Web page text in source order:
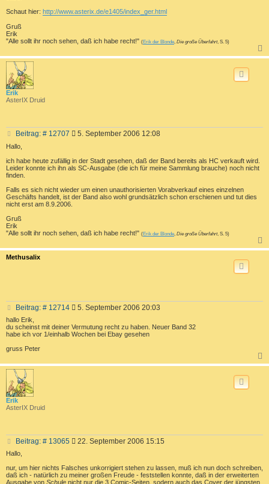
Schaut hier: http://www.asterix.de/e1405/index_ger.html
Gruß
Erik
"Alle sollt ihr noch sehen, daß ich habe recht!" (Erik der Blonde, Die große Überfahrt, S. 5)
a
Erik
AsterIX Druid
Beitrag: # 12707B
t
r
g
5. September 2006 12:08
Hallo,
ich habe heute zufällig in der Stadt gesehen, daß der Band bereits als HC verkauft wird.
Leider konnte ich ihn als SC-Ausgabe (die ich für meine Sammlung brauche) noch nicht
finden.
Falls es sich nicht wieder um einen unauthorisierten Vorabverkauf eines einzelnen
Geschäfts handelt, ist der Band also wohl grundsätzlich schon erschienen und tut dies
nicht erst am 8.9.2006.
Gruß
Erik
"Alle sollt ihr noch sehen, daß ich habe recht!" (Erik der Blonde Die große Überfahrt, S. 5)
a
Methusalix
Beitrag: # 12714B
i
t
5. September 2006 20:03
hallo Erik,
du scheinst mit deiner Vermutung recht zu haben. Neuer Band 32
habe ich vor 1/einhalb Wochen bei Ebay gesehen
gruss Peter
a
Erik
AsterIX Druid
Beitrag: # 13065B
t
r
22. September 2006 15:15
Hallo,
nur, um hier nichts Falsches unkorrigiert stehen zu lassen, muß ich nun doch schreiben,
daß ich - natürlich zu meiner großen Freude - feststellen konnte, daß in der erweiterten
Ausgabe von Schule nicht nur die 3 Comic-Seiten, sodern auch das Cover der jüngsten